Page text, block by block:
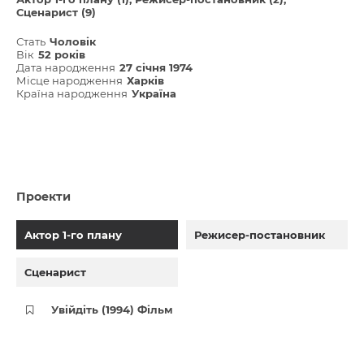
Сценарист (9)
Стать Чоловік
Вік 52 років
Дата народження 27 січня 1974
Місце народження Харків
Країна народження Україна
Проекти
Актор 1-го плану Режисер-постановник
Сценарист
Увійдіть (1994) Фільм